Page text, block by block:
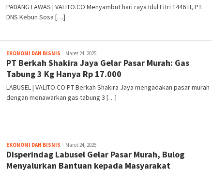
PADANG LAWAS | VALITO.CO Menyambut hari raya Idul Fitri 1446 H, PT.
DNS Kebun Sosa […]
EKONOMI DAN BISNIS valito.co
Maret 24, 2025
PT Berkah Shakira Jaya Gelar Pasar Murah: Gas
Tabung 3 Kg Hanya Rp 17.000
LABUSEL | VALITO.CO PT Berkah Shakira Jaya mengadakan pasar murah
dengan menawarkan gas tabung 3 […]
EKONOMI DAN BISNIS valito.co
Maret 24, 2025
Disperindag Labusel Gelar Pasar Murah, Bulog
Menyalurkan Bantuan kepada Masyarakat